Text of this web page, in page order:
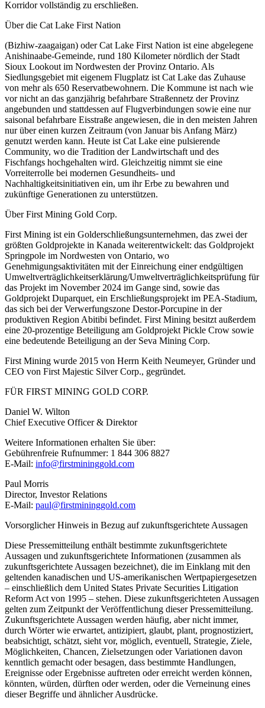
Korridor vollständig zu erschließen.
Über die Cat Lake First Nation
(Bizhiw-zaagaigan) oder Cat Lake First Nation ist eine abgelegene
Anishinaabe-Gemeinde, rund 180 Kilometer nördlich der Stadt
Sioux Lookout im Nordwesten der Provinz Ontario. Als
Siedlungsgebiet mit eigenem Flugplatz ist Cat Lake das Zuhause
von mehr als 650 Reservatbewohnern. Die Kommune ist nach wie
vor nicht an das ganzjährig befahrbare Straßennetz der Provinz
angebunden und stattdessen auf Flugverbindungen sowie eine nur
saisonal befahrbare Eisstraße angewiesen, die in den meisten Jahren
nur über einen kurzen Zeitraum (von Januar bis Anfang März)
genutzt werden kann. Heute ist Cat Lake eine pulsierende
Community, wo die Tradition der Landwirtschaft und des
Fischfangs hochgehalten wird. Gleichzeitig nimmt sie eine
Vorreiterrolle bei modernen Gesundheits- und
Nachhaltigkeitsinitiativen ein, um ihr Erbe zu bewahren und
zukünftige Generationen zu unterstützen.
Über First Mining Gold Corp.
First Mining ist ein Golderschließungsunternehmen, das zwei der
größten Goldprojekte in Kanada weiterentwickelt: das Goldprojekt
Springpole im Nordwesten von Ontario, wo
Genehmigungsaktivitäten mit der Einreichung einer endgültigen
Umweltverträglichkeitserklärung/Umweltverträglichkeitsprüfung für
das Projekt im November 2024 im Gange sind, sowie das
Goldprojekt Duparquet, ein Erschließungsprojekt im PEA-Stadium,
das sich bei der Verwerfungszone Destor-Porcupine in der
produktiven Region Abitibi befindet. First Mining besitzt außerdem
eine 20-prozentige Beteiligung am Goldprojekt Pickle Crow sowie
eine bedeutende Beteiligung an der Seva Mining Corp.
First Mining wurde 2015 von Herrn Keith Neumeyer, Gründer und
CEO von First Majestic Silver Corp., gegründet.
FÜR FIRST MINING GOLD CORP.
Daniel W. Wilton
Chief Executive Officer & Direktor
Weitere Informationen erhalten Sie über:
Gebührenfreie Rufnummer: 1 844 306 8827
E-Mail: info@firstmininggold.com
Paul Morris
Director, Investor Relations
E-Mail: paul@firstmininggold.com
Vorsorglicher Hinweis in Bezug auf zukunftsgerichtete Aussagen
Diese Pressemitteilung enthält bestimmte zukunftsgerichtete
Aussagen und zukunftsgerichtete Informationen (zusammen als
zukunftsgerichtete Aussagen bezeichnet), die im Einklang mit den
geltenden kanadischen und US-amerikanischen Wertpapiergesetzen
– einschließlich dem United States Private Securities Litigation
Reform Act von 1995 – stehen. Diese zukunftsgerichteten Aussagen
gelten zum Zeitpunkt der Veröffentlichung dieser Pressemitteilung.
Zukunftsgerichtete Aussagen werden häufig, aber nicht immer,
durch Wörter wie erwartet, antizipiert, glaubt, plant, prognostiziert,
beabsichtigt, schätzt, sieht vor, möglich, eventuell, Strategie, Ziele,
Möglichkeiten, Chancen, Zielsetzungen oder Variationen davon
kenntlich gemacht oder besagen, dass bestimmte Handlungen,
Ereignisse oder Ergebnisse auftreten oder erreicht werden können,
könnten, würden, dürften oder werden, oder die Verneinung eines
dieser Begriffe und ähnlicher Ausdrücke.